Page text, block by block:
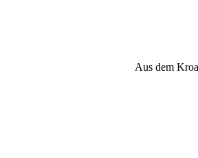
Aus dem Kroatischen